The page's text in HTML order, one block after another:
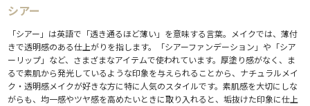
シアー
「シアー」は英語で「透き通るほど薄い」を意味する言葉。メイクでは、薄付
きで透明感のある仕上がりを指します。「シアーファンデーション」や「シア
ーリップ」など、さまざまなアイテムで使われています。厚塗り感がなく、ま
るで素肌から発光しているような印象を与えられることから、ナチュラルメイ
ク・透明感メイクが好きな方に特に人気のスタイルです。素肌感を大切にしな
がらも、均一感やツヤ感を高めたいときに取り入れると、垢抜けた印象に仕上